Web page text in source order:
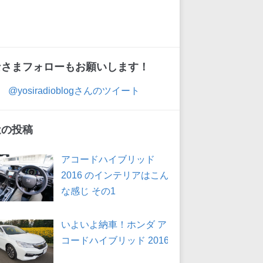
まフォローもお願いします！
@yosiradioblogさんのツイート
投稿
アコードハイブリッド
2016 のインテリアはこん
な感じ その1
いよいよ納車！ホンダ ア
コードハイブリッド 2016